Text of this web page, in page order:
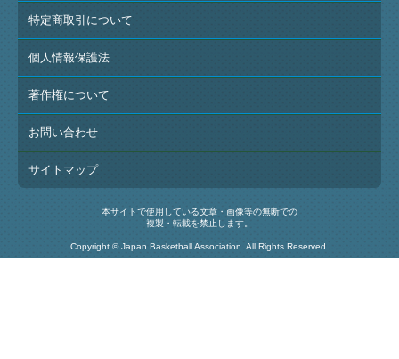
特定商取引について
個人情報保護法
著作権について
お問い合わせ
サイトマップ
本サイトで使用している文章・画像等の無断での
複製・転載を禁止します。
Copyright © Japan Basketball Association. All Rights Reserved.